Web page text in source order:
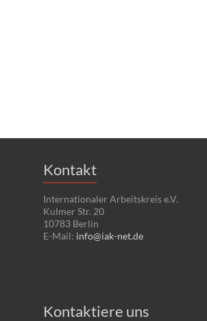
Kontakt
Internationaler Arbeitskreis e.V.
Kulmer Str. 20
10783 Berlin
E-Mail: info@iak-net.de
Kontaktiere uns